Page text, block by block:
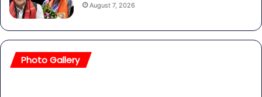
August 7, 2026
Photo Gallery